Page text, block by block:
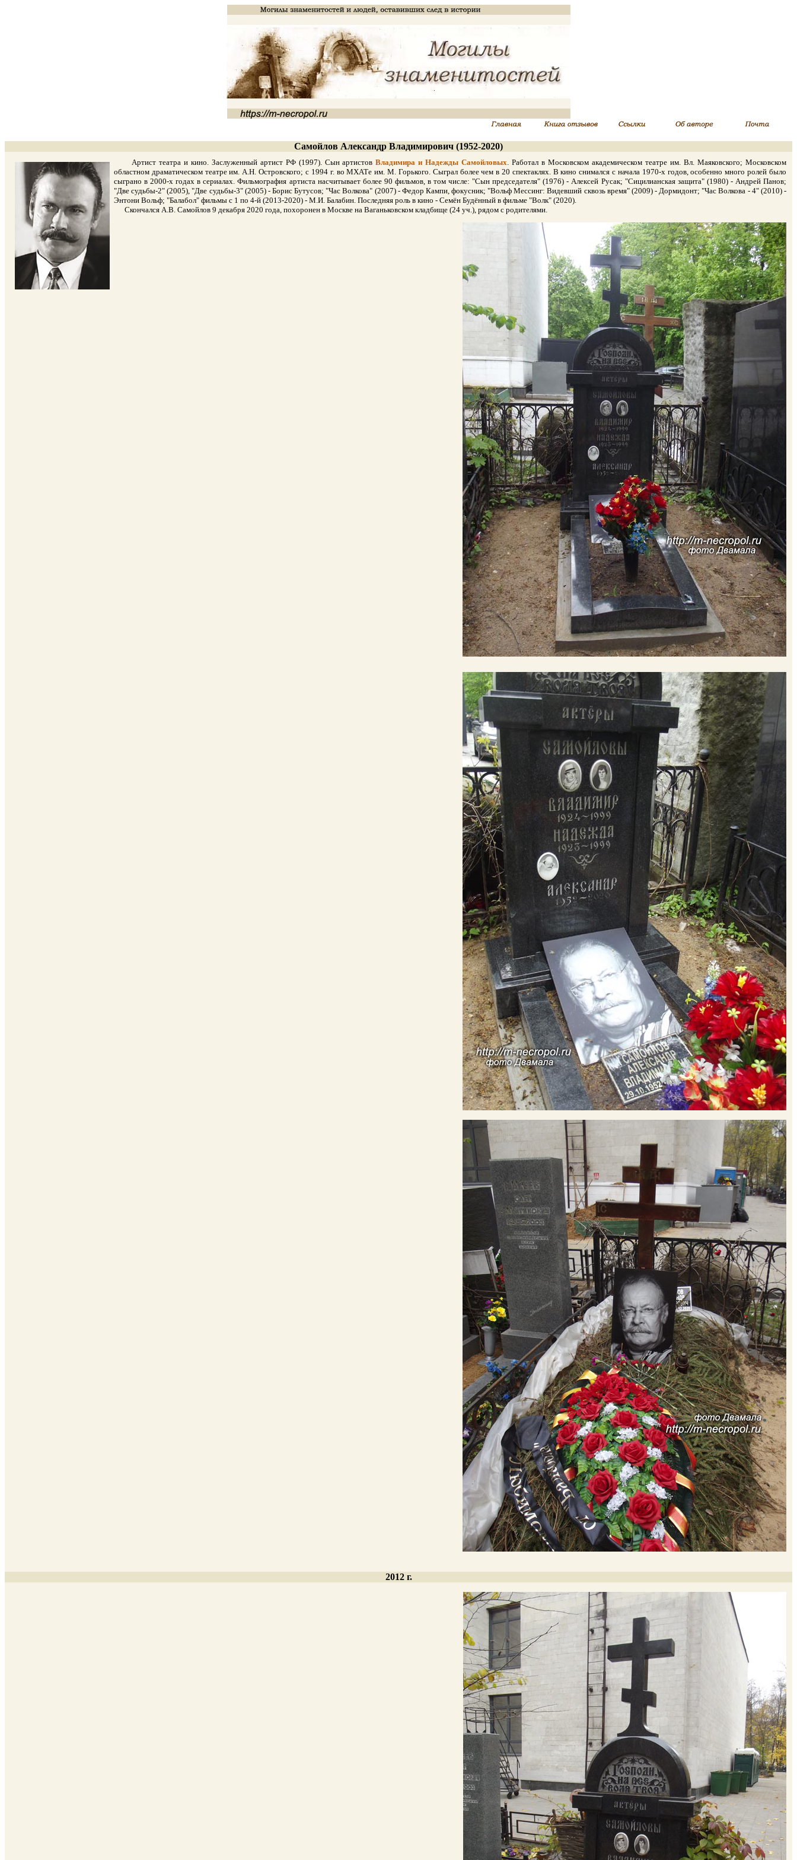
Самойлов Александр Владимирович (1952-2020)
Артист театра и кино. Заслуженный артист РФ (1997). Сын артистовВладимира и Надежды Самойловых. Работал в Московском академическом театре им. Вл. Маяковского; Московском
областном драматическом театре им. А.Н. Островского; с 1994 г. во МХАТе им. М. Горького. Сыграл более чем в 20 спектаклях. В кино снимался с начала 1970-х годов, особенно много ролей было
сыграно в 2000-х годах в сериалах. Фильмография артиста насчитывает более 90 фильмов, в том числе: "Сын председателя" (1976) - Алексей Русак; "Сицилианская защита" (1980) - Андрей Панов;
"Две судьбы-2" (2005), "Две судьбы-3" (2005) - Борис Бутусов; "Час Волкова" (2007) - Федор Кампи, фокусник; "Вольф Мессинг: Видевший сквозь время" (2009) - Дормидонт; "Час Волкова - 4" (2010) -
Энтони Вольф; "Балабол" фильмы с 1 по 4-й (2013-2020) - М.И. Балабин. Последняя роль в кино - Семён Будённый в фильме "Волк" (2020).
Скончался А.В. Самойлов 9 декабря 2020 года, похоронен в Москве на Ваганьковском кладбище (24 уч.), рядом с родителями.
2012 г.